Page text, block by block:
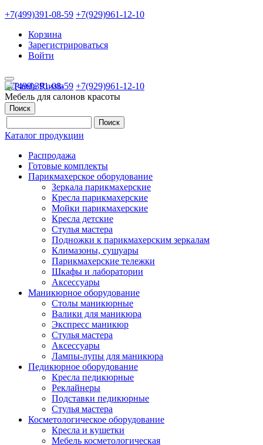
+7(499)391-08-59 +7(929)961-12-10
Корзина
Зарегистрироваться
Войти
+7(499)391-08-59 +7(929)961-12-10
Мебель для салонов красоты
Поиск
Каталог продукции
Распродажа
Готовые комплекты
Парикмахерское оборудование
Зеркала парикмахерские
Кресла парикмахерские
Мойки парикмахерские
Кресла детские
Стулья мастера
Подножки к парикмахерским зеркалам
Климазоны, сушуары
Парикмахерские тележки
Шкафы и лаборатории
Аксессуары
Маникюрное оборудование
Столы маникюрные
Валики для маникюра
Экспресс маникюр
Стулья мастера
Аксессуары
Лампы-лупы для маникюра
Педикюрное оборудование
Кресла педикюрные
Реклайнеры
Подставки педикюрные
Стулья мастера
Косметологическое оборудование
Кресла и кушетки
Мебель косметологическая